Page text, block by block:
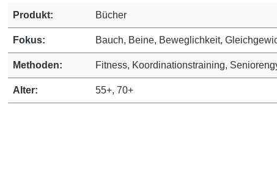
Produkt: Bücher
Fokus: Bauch, Beine, Beweglichkeit,
Methoden: Fitness, Koordinationstraining,
Alter: 55+, 70+